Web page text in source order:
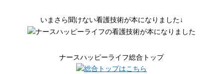
いまさら聞けない看護技術が本になりました↓
ナースハッピーライフ総合トップ